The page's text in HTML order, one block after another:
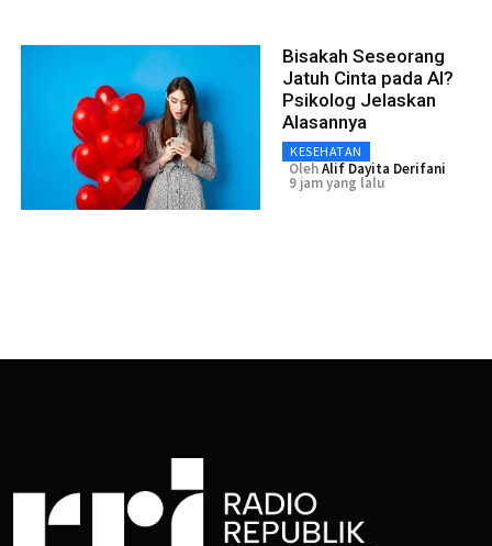
Bisakah Seseorang
Jatuh Cinta pada AI?
Psikolog Jelaskan
Alasannya
KESEHATAN
OlehAlif Dayita Derifani
9 jam yang lalu